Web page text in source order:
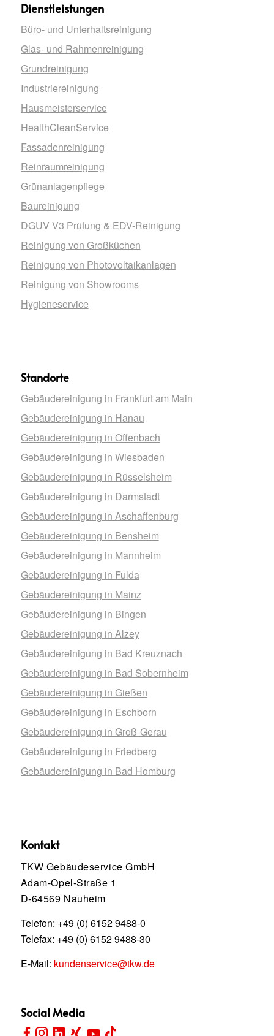
Dienstleistungen
Büro- und Unterhaltsreinigung
Glas- und Rahmenreinigung
Grundreinigung
Industriereinigung
Hausmeisterservice
HealthCleanService
Fassadenreinigung
Reinraumreinigung
Grünanlagenpflege
Baureinigung
DGUV V3 Prüfung & EDV-Reinigung
Reinigung von Großküchen
Reinigung von Photovoltaikanlagen
Reinigung von Showrooms
Hygieneservice
Standorte
Gebäudereinigung in Frankfurt am Main
Gebäudereinigung in Hanau
Gebäudereinigung in Offenbach
Gebäudereinigung in Wiesbaden
Gebäudereinigung in Rüsselsheim
Gebäudereinigung in Darmstadt
Gebäudereinigung in Aschaffenburg
Gebäudereinigung in Bensheim
Gebäudereinigung in Mannheim
Gebäudereinigung in Fulda
Gebäudereinigung in Mainz
Gebäudereinigung in Bingen
Gebäudereinigung in Alzey
Gebäudereinigung in Bad Kreuznach
Gebäudereinigung in Bad Sobernheim
Gebäudereinigung in Gießen
Gebäudereinigung in Eschborn
Gebäudereinigung in Groß-Gerau
Gebäudereinigung in Friedberg
Gebäudereinigung in Bad Homburg
Kontakt
TKW Gebäudeservice GmbH
Adam-Opel-Straße 1
D-64569 Nauheim
Telefon: +49 (0) 6152 9488-0
Telefax: +49 (0) 6152 9488-30
E-Mail: kundenservice@tkw.de
Social Media